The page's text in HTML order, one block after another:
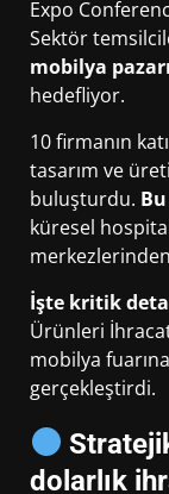
Expo
Sektör
mobilya pazarı
hedefliyor.
10 firmanın
tasarım ve
buluşturdu.
küresel
İşte kritik
Ürünleri
mobilya
gerçekleştirdi.
dolarlık